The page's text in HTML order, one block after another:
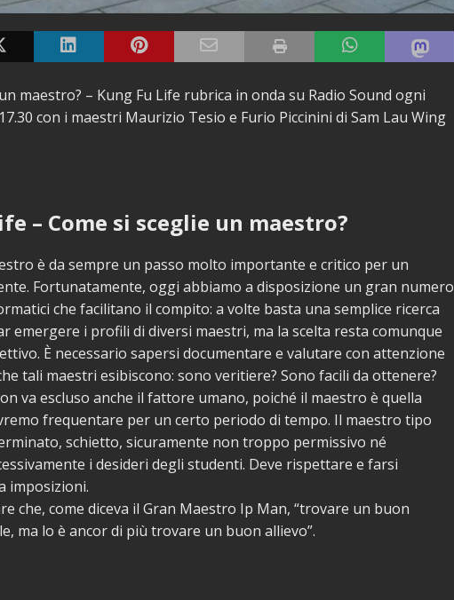
maestro? – Kung Fu Life rubrica in onda su Radio Sound ogni
con i maestri Maurizio Tesio e Furio Piccinini di Sam Lau Wing
– Come si sceglie un maestro?
è da sempre un passo molto importante e critico per un
Fortunatamente, oggi abbiamo a disposizione un gran numero
che facilitano il compito: a volte basta una semplice ricerca
emergere i profili di diversi maestri, ma la scelta resta comunque
È necessario sapersi documentare e valutare con attenzione
tali maestri esibiscono: sono veritiere? Sono facili da ottenere?
va escluso anche il fattore umano, poiché il maestro è quella
frequentare per un certo periodo di tempo. Il maestro tipo
schietto, sicuramente non troppo permissivo né
i desideri degli studenti. Deve rispettare e farsi
imposizioni.
che, come diceva il Gran Maestro Ip Man, “trovare un buon
ma lo è ancor di più trovare un buon allievo”.